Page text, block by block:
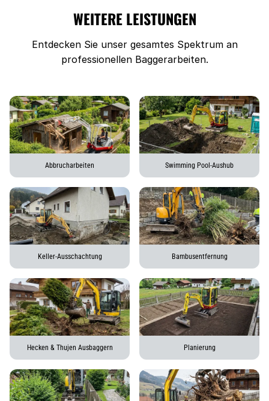
WEITERE LEISTUNGEN
Entdecken Sie unser gesamtes Spektrum an
professionellen Baggerarbeiten.
Abbrucharbeiten Swimming Pool-Aushub
Keller-Ausschachtung Bambusentfernung
Hecken & Thujen Ausbaggern Planierung